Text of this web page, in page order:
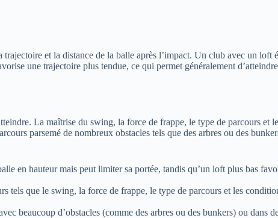
et la distance de la balle après l’impact. Un club avec un loft
une trajectoire plus tendue, ce qui permet généralement
La maîtrise du swing, la force de frappe, le type de parcours et
parsemé de nombreux obstacles tels que des arbres ou des
en hauteur mais peut limiter sa portée, tandis qu’un loft plus bas
tels que le swing, la force de frappe, le type de parcours et les
beaucoup d’obstacles (comme des arbres ou des bunkers) ou dans